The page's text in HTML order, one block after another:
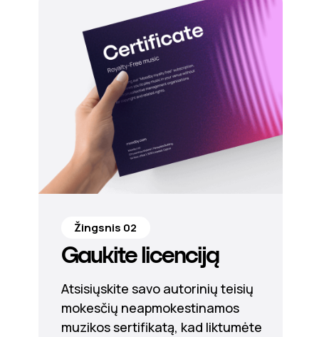
Gaukite licenciją
Atsisiųskite savo autorinių teisių
mokesčių neapmokestinamos
muzikos sertifikatą, kad liktumėte
Žingsnis 02